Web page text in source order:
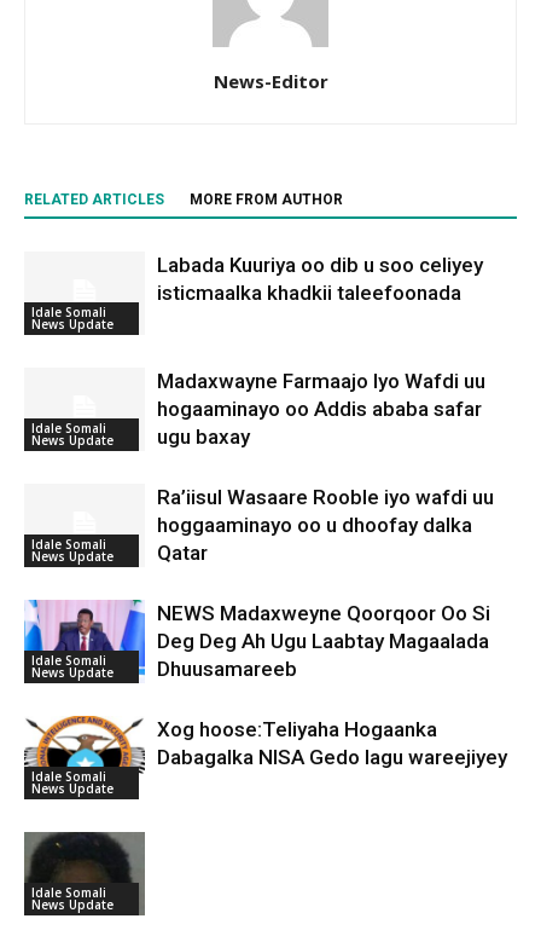
News-Editor
RELATED ARTICLES MORE FROM AUTHOR
Idale Somali
News Update
Labada Kuuriya oo dib u soo celiyey
isticmaalka khadkii taleefoonada
Idale Somali
News Update
Madaxwayne Farmaajo Iyo Wafdi uu
hogaaminayo oo Addis ababa safar
ugu baxay
Idale Somali
News Update
Ra’iisul Wasaare Rooble iyo wafdi uu
hoggaaminayo oo u dhoofay dalka
Qatar
Idale Somali
News Update
NEWS Madaxweyne Qoorqoor Oo Si
Deg Deg Ah Ugu Laabtay Magaalada
Dhuusamareeb
Idale Somali
News Update
Xog hoose:Teliyaha Hogaanka
Dabagalka NISA Gedo lagu wareejiyey
Idale Somali
News Update